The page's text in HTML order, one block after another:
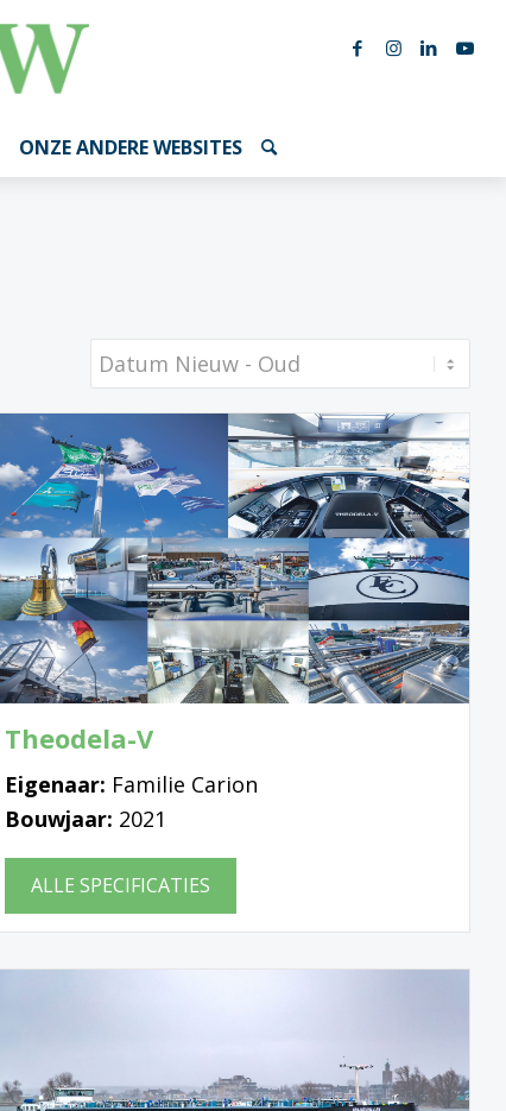
ONZE ANDERE WEBSITES
Theodela-V
Eigenaar: Familie Carion
Bouwjaar: 2021
ALLE SPECIFICATIES